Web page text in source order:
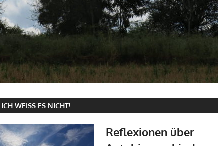
ICH WEISS ES NICHT!
Reflexionen über